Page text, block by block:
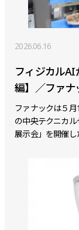
2026.06.16
フィジカル
編】／ファナ
ファナックは５
の中央テクニカ
展示会」を開催